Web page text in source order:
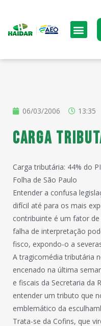
06/03/2006 13:35
Carga
Carga tributária: 44% do
Folha de São Paulo
Entender a confusa
difícil até para os mais
contribuinte é um fator
falha de interpretação
fisco, expondo-o a
A tragicomédia tributária
encenado na última
e fiscais da Secretaria da
entender um tributo que
emblemático da
Trata-se da Cofins, que